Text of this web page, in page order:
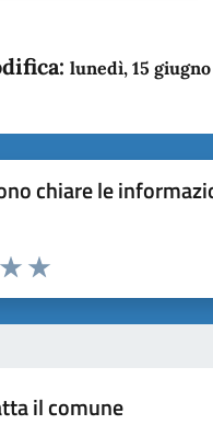
lunedì, 15
chiare le
stelle la pagina
Valuta 5 stelle su 5
4 stelle su 5
3 stelle su 5
stelle su 5
su 5
il comune